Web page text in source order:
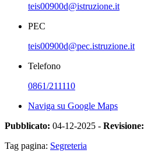
teis00900d@istruzione.it
PEC
teis00900d@pec.istruzione.it
Telefono
0861/211110
Naviga su Google Maps
Pubblicato: 04-12-2025 - Revisione:
Tag pagina: Segreteria